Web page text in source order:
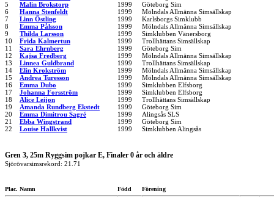
5
Malin Brokstorp 1999
Göteborg Sim
6
Hanna Stenfeldt 1999
Mölndals Allmänna Simsällskap
7
Linn Östling 1999
Karlsborgs Simklubb
8
Emma Pålsson 1999
Mölndals Allmänna Simsällskap
9
Thilda Larsson 1999
Simklubben Vänersborg
10
Frida Kalmertun 1999
Trollhättans Simsällskap
11
Sara Ehrnberg 1999
Göteborg Sim
12
Kajsa Fredberg 1999
Mölndals Allmänna Simsällskap
13
Linnea Guldbrand 1999
Trollhättans Simsällskap
14
Elin Krokström 1999
Mölndals Allmänna Simsällskap
15
Andrea Turesson 1999
Mölndals Allmänna Simsällskap
16
Emma Dubo 1999
Simklubben Elfsborg
17
Johanna Forsström 1999
Simklubben Elfsborg
18
Alice Leijon 1999
Trollhättans Simsällskap
19
Amanda Rundberg Ekstedt 1999
Göteborg Sim
20
Emma Dimitrou Sagré 1999
Alingsås SLS
21
Ebba Wingstrand 1999
Göteborg Sim
22
Louise Hallkvist 1999 Simklubben Alingsås
Gren 3, 25m Ryggsim pojkar E, Finaler 0 år och äldre
Sjörövarsimsrekord: 21.71
Plac. Namn Född Förening